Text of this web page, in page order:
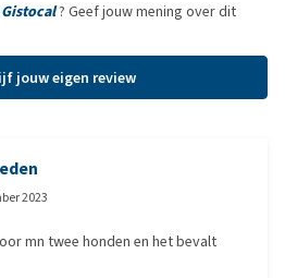
? Geef jouw mening over dit
jouw eigen review
2023
mn twee honden en het bevalt